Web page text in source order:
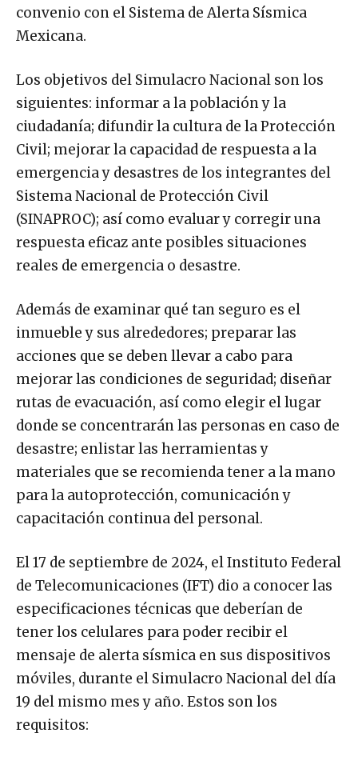
convenio con el Sistema de Alerta Sísmica
Mexicana.
Los objetivos del Simulacro Nacional son los
siguientes: informar a la población y la
ciudadanía; difundir la cultura de la Protección
Civil; mejorar la capacidad de respuesta a la
emergencia y desastres de los integrantes del
Sistema Nacional de Protección Civil
(SINAPROC); así como evaluar y corregir una
respuesta eficaz ante posibles situaciones
reales de emergencia o desastre.
Además de examinar qué tan seguro es el
inmueble y sus alrededores; preparar las
acciones que se deben llevar a cabo para
mejorar las condiciones de seguridad; diseñar
rutas de evacuación, así como elegir el lugar
donde se concentrarán las personas en caso de
desastre; enlistar las herramientas y
materiales que se recomienda tener a la mano
para la autoprotección, comunicación y
capacitación continua del personal.
El 17 de septiembre de 2024, el Instituto Federal
de Telecomunicaciones (IFT) dio a conocer las
especificaciones técnicas que deberían de
tener los celulares para poder recibir el
mensaje de alerta sísmica en sus dispositivos
móviles, durante el Simulacro Nacional del día
19 del mismo mes y año. Estos son los
requisitos: